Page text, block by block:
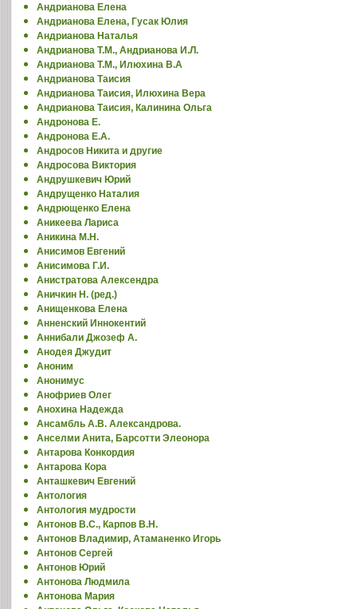
Андрианова Елена
Андрианова Елена, Гусак Юлия
Андрианова Наталья
Андрианова Т.М., Андрианова И.Л.
Андрианова Т.М., Илюхина В.А
Андрианова Таисия
Андрианова Таисия, Илюхина Вера
Андрианова Таисия, Калинина Ольга
Андронова Е.
Андронова Е.А.
Андросов Никита и другие
Андросова Виктория
Андрушкевич Юрий
Андрущенко Наталия
Андрющенко Елена
Аникеева Лариса
Аникина М.Н.
Анисимов Евгений
Анисимова Г.И.
Анистратова Алексендра
Аничкин Н. (ред.)
Анищенкова Елена
Анненский Иннокентий
Аннибали Джозеф А.
Анодея Джудит
Аноним
Анонимус
Анофриев Олег
Анохина Надежда
Ансамбль А.В. Александрова.
Анселми Анита, Барсотти Элеонора
Антарова Конкордия
Антарова Кора
Анташкевич Евгений
Антология
Антология мудрости
Антонов В.С., Карпов В.Н.
Антонов Владимир, Атаманенко Игорь
Антонов Сергей
Антонов Юрий
Антонова Людмила
Антонова Мария